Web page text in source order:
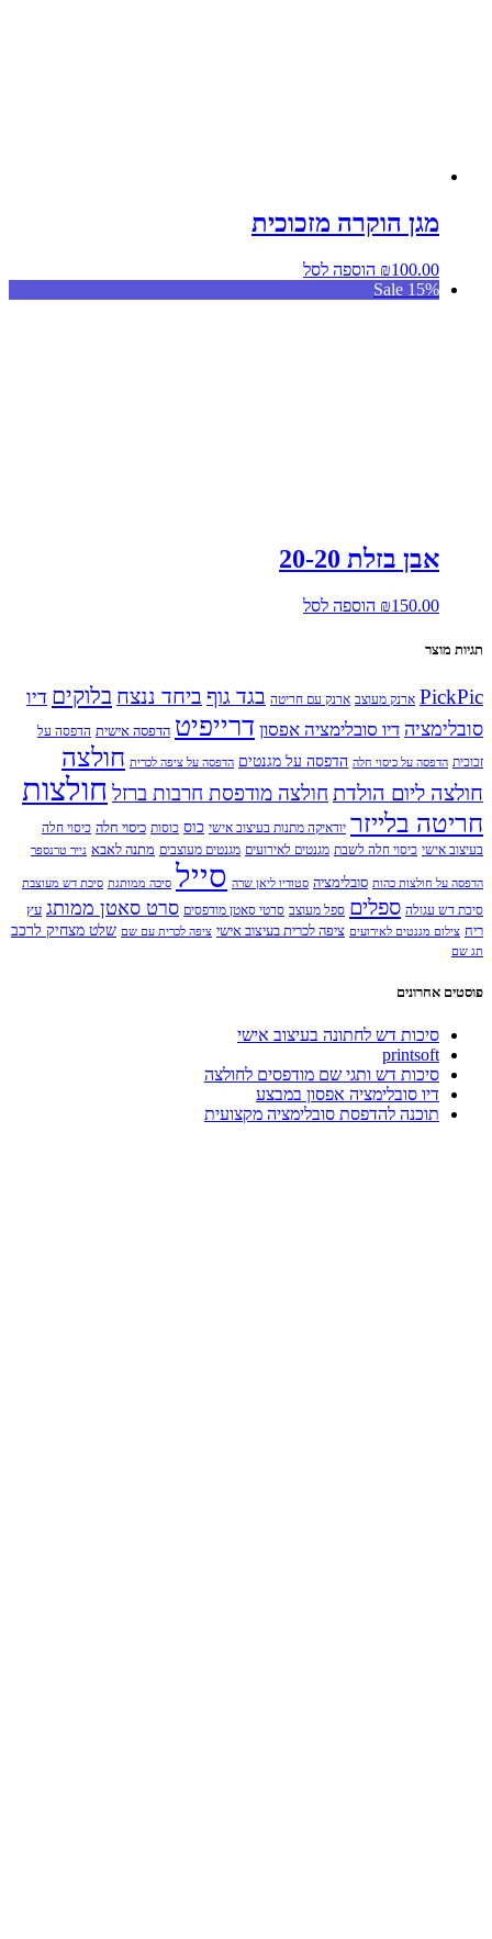
מגן הוקרה מזכוכית
₪100.00
הוספה לסל
Sale 15%
אבן בזלת 20-20
₪150.00 הוספה לסל
תגיות מוצר
PickPic ארנק מעוצב ארנק עם חריטה בגד גוף ביחד ננצח בלוקים דיו
סובלימציה דיו סובלימציה אפסון דרייפיט הדפסה אישית הדפסה על
זכוכית הדפסה על כיסוי חלה הדפסה על מגנטים הדפסה על ציפה לכרית חולצה
חולצה ליום הולדת חולצה מודפסת חרבות ברזל חולצות
חריטה בלייזר יודאיקה מתנות בעיצוב אישי כוס כוסות כיסוי חלה כיסוי חלה
בעיצוב אישי כיסוי חלה לשבת מגנטים לאירועים מגנטים מעוצבים מתנה לאבא נייר טרנספר
הדפסה על חולצות כהות סובלימציה סטודיו ליאן שרה סייל סיכה ממותגת סיכת דש מעוצבת
סיכת דש עגולה ספלים ספל מעוצב סרטי סאטן מודפסים סרט סאטן ממותג עץ
ריח צילום מגנטים לאירועים ציפה לכרית בעיצוב אישי ציפה לכרית עם שם שלט מצחיק לרכב
תג שם
פוסטים אחרונים
סיכות דש לחתונה בעיצוב אישי
printsoft
סיכות דש ותגי שם מודפסים לחולצה
דיו סובלימציה אפסון במבצע
תוכנה להדפסת סובלימציה מקצועית